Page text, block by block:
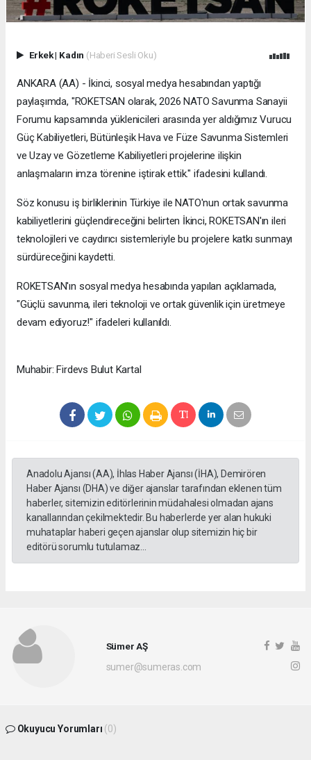
Erkek| Kadın (Haberi Sesli Oku)
ANKARA (AA) - İkinci, sosyal medya hesabından yaptığı
paylaşımda, "ROKETSAN olarak, 2026 NATO Savunma Sanayii
Forumu kapsamında yüklenicileri arasında yer aldığımız Vurucu
Güç Kabiliyetleri, Bütünleşik Hava ve Füze Savunma Sistemleri
ve Uzay ve Gözetleme Kabiliyetleri projelerine ilişkin
anlaşmaların imza törenine iştirak ettik." ifadesini kullandı.
Söz konusu iş birliklerinin Türkiye ile NATO'nun ortak savunma
kabiliyetlerini güçlendireceğini belirten İkinci, ROKETSAN'ın ileri
teknolojileri ve caydırıcı sistemleriyle bu projelere katkı sunmayı
sürdüreceğini kaydetti.
ROKETSAN'ın sosyal medya hesabında yapılan açıklamada,
"Güçlü savunma, ileri teknoloji ve ortak güvenlik için üretmeye
devam ediyoruz!" ifadeleri kullanıldı.
Muhabir: Firdevs Bulut Kartal
Anadolu Ajansı (AA), İhlas Haber Ajansı (İHA), Demirören
Haber Ajansı (DHA) ve diğer ajanslar tarafından eklenen tüm
haberler, sitemizin editörlerinin müdahalesi olmadan ajans
kanallarından çekilmektedir. Bu haberlerde yer alan hukuki
muhataplar haberi geçen ajanslar olup sitemizin hiç bir
editörü sorumlu tutulamaz...
Sümer AŞ
sumer@sumeras.com
Okuyucu Yorumları (0)